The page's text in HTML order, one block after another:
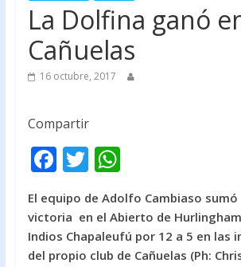
La Dolfina ganó
Cañuelas
16 octubre, 2017
Compartir
F
ac
e
b
T
w
itt
er
W
h
at
s
El equipo de Adolfo Cambiaso
victoria en el Abierto de
Indios Chapaleufú por 12 a 5 en las
del propio club de Cañuelas (Ph: